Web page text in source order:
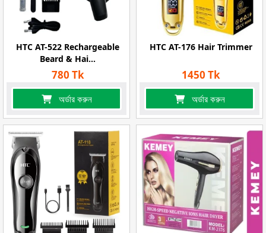
HTC AT-522 Rechargeable
Beard & Hai...
780 Tk
অর্ডার করুন
HTC AT-176 Hair Trimmer
1450 Tk
অর্ডার করুন